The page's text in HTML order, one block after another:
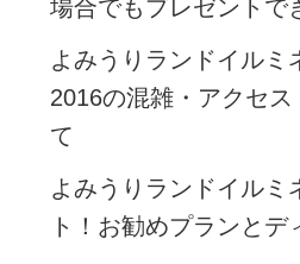
場合でもプレゼントで
よみうりランドイルミ
2016の混雑・アクセ
て
よみうりランドイルミ
ト！お勧めプランとデ